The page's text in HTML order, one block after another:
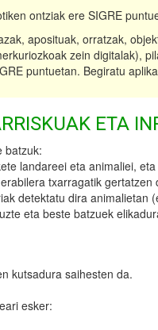
ontziak ere SIGRE
aposituak, orratzak,
zein digitalak),
puntuetan. Begiratu
ETA
batzuk:
landareei eta animaliei,
txarragatik gertatzen
detektatu dira animalietan
eta beste batzuek
kutsadura saihesten da.
esker: